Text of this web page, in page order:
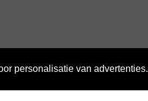
personalisatie van advertenties.